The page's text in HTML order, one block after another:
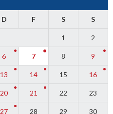
D F S S
1 2
6 7 8 9
13 14 15 16
20 21 22 23
27 28 29 30